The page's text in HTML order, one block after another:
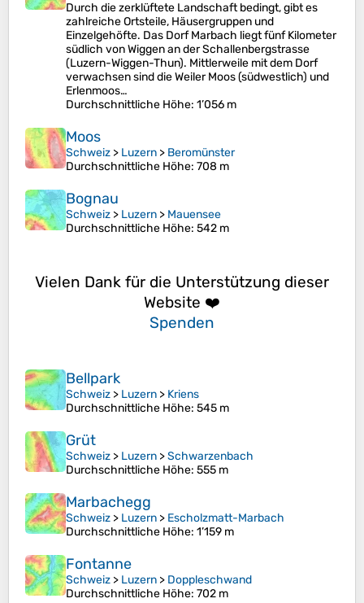
Durch die zerklüftete Landschaft bedingt, gibt es
zahlreiche Ortsteile, Häusergruppen und
Einzelgehöfte. Das Dorf Marbach liegt fünf Kilometer
südlich von Wiggen an der Schallenbergstrasse
(Luzern-Wiggen-Thun). Mittlerweile mit dem Dorf
verwachsen sind die Weiler Moos (südwestlich) und
Erlenmoos…
Durchschnittliche Höhe: 1’056 m
Moos
Schweiz > Luzern > Beromünster
Durchschnittliche Höhe: 708 m
Bognau
Schweiz > Luzern > Mauensee
Durchschnittliche Höhe: 542 m
Vielen Dank für die Unterstützung dieser
Website ❤️
Spenden
Bellpark
Schweiz > Luzern > Kriens
Durchschnittliche Höhe: 545 m
Grüt
Schweiz > Luzern >Schwarzenbach
Durchschnittliche Höhe: 555 m
Marbachegg
Schweiz > Luzern > Escholzmatt-Marbach
Durchschnittliche Höhe: 1’159 m
Fontanne
Schweiz > Luzern > Doppleschwand
Durchschnittliche Höhe: 702 m